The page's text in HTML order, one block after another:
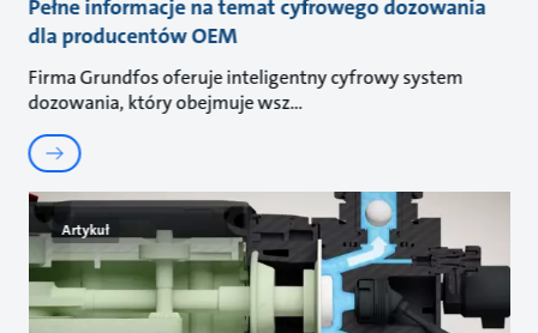
Pełne informacje na temat cyfrowego dozowania
dla producentów OEM
Firma Grundfos oferuje inteligentny cyfrowy system
dozowania, który obejmuje wsz
Artykuł